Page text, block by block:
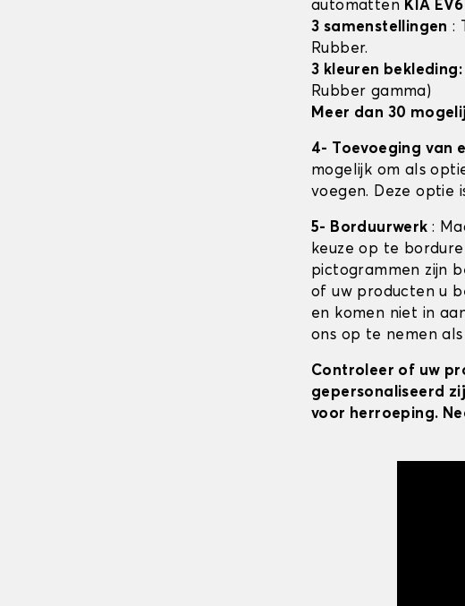
automatten KIA EV6
3 samenstellingen :
Rubber.
3 kleuren bekleding:
Rubber gamma)
Meer dan 30
4- Toevoeging van
mogelijk om als
voegen. Deze optie
5- Borduurwerk :
keuze op te
pictogrammen zijn
of uw producten u
en komen niet in
ons op te nemen
Controleer of uw
gepersonaliseerd
voor herroeping.